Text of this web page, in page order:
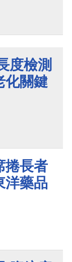
度檢測
化關鍵
捲長者
洋藥品